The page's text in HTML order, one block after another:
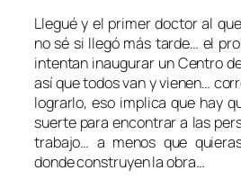
Llegué y el primer doctor al
no sé si llegó más tarde… el
intentan inaugurar un Centro
así que todos van y vienen…
lograrlo, eso implica que hay
suerte para encontrar a las
trabajo… a menos que
donde construyen la obra…